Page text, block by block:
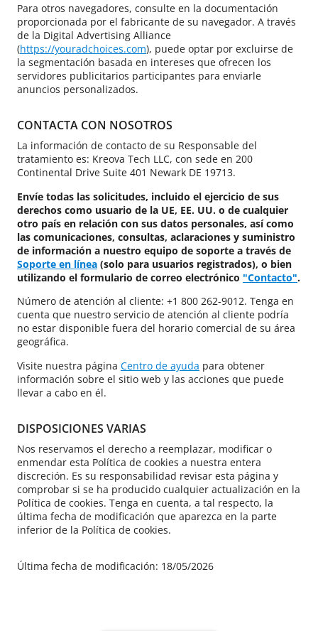
Para otros navegadores, consulte en la documentación
proporcionada por el fabricante de su navegador. A través
de la Digital Advertising Alliance
(https://youradchoices.com), puede optar por excluirse de
la segmentación basada en intereses que ofrecen los
servidores publicitarios participantes para enviarle
anuncios personalizados.
CONTACTA CON NOSOTROS
La información de contacto de su Responsable del
tratamiento es: Kreova Tech LLC, con sede en 200
Continental Drive Suite 401 Newark DE 19713.
Envíe todas las solicitudes, incluido el ejercicio de sus
derechos como usuario de la UE, EE. UU. o de cualquier
otro país en relación con sus datos personales, así como
las comunicaciones, consultas, aclaraciones y suministro
de información a nuestro equipo de soporte a través de
Soporte en línea (solo para usuarios registrados), o bien
utilizando el formulario de correo electrónico "Contacto".
Número de atención al cliente: +1 800 262-9012. Tenga en
cuenta que nuestro servicio de atención al cliente podría
no estar disponible fuera del horario comercial de su área
geográfica.
Visite nuestra página Centro de ayuda para obtener
información sobre el sitio web y las acciones que puede
llevar a cabo en él.
DISPOSICIONES VARIAS
Nos reservamos el derecho a reemplazar, modificar o
enmendar esta Política de cookies a nuestra entera
discreción. Es su responsabilidad revisar esta página y
comprobar si se ha producido cualquier actualización en la
Política de cookies. Tenga en cuenta, a tal respecto, la
última fecha de modificación que aparezca en la parte
inferior de la Política de cookies.
Última fecha de modificación: 18/05/2026